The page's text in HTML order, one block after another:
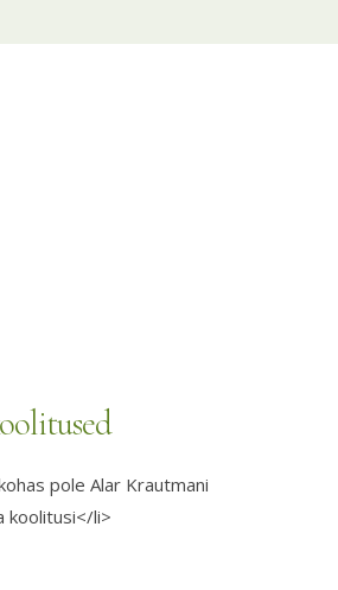
pole Alar Krautmani
koolitusi</li>